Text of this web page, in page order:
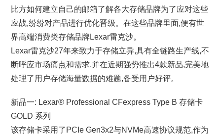
比方如何建立自己的邮箱了解各大存储品牌为了应对这些
应战,纷纷对产品进行优化晋级。在这些品牌里面,便有世
界高端消费类存储品牌Lexar雷克沙。
Lexar雷克沙27年来致力于存储立异,具有全链路生产线,不
断呼应市场痛点和需求,并在近期强势推出4款新品,完美地
处理了用户存储海量数据的难题,备受用户好评。
新品一: Lexar® Professional CFexpress Type B 存储卡
GOLD 系列
该存储卡采用了PCIe Gen3x2与NVMe高速协议规范,作为